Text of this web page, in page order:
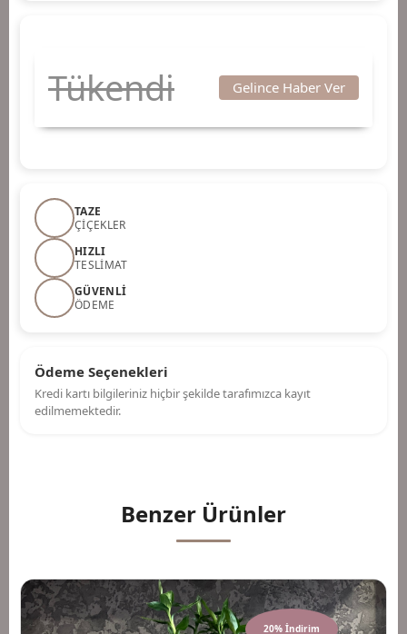
Tükendi Gelince Haber Ver
TAZE
ÇIÇEKLER
HIZLI
TESLIMAT
GÜVENLI
ÖDEME
Ödeme Seçenekleri
Kredi kartı bilgileriniz hiçbir şekilde tarafımızca kayıt
edilmemektedir.
Benzer Ürünler
20% İndirim